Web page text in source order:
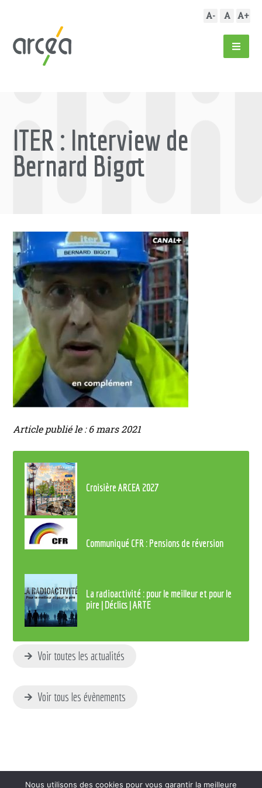
A- A A+
ITER : Interview de
Bernard Bigot
Article publié le : 6 mars 2021
Croisière ARCEA 2027
Communiqué CFR : Pensions de réversion
La radioactivité : pour le meilleur et pour le
pire | Déclics | ARTE
Voir toutes les actualités
Voir tous les évènements
Nous utilisons des cookies pour vous garantir la meilleure